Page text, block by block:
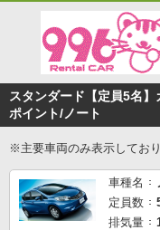
スタンダード【定員5名
ポイント/ノート
※主要車両のみ表示してお
車種名
定員数
排気量